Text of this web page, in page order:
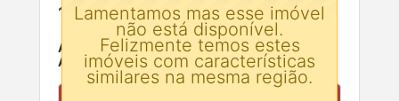
1.200.000 €
Área:
700 m²
Área do terreno:13400 m²
Lamentamos mas esse imóvel
não está disponível.
Felizmente temos estes
imóveis com características
similares na mesma região.